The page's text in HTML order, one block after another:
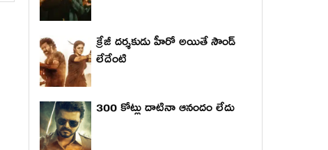
క్రేజీ దర్శకుడు హీరో అయితే సౌండ్
లేదేంటి
300 కోట్లు దాటినా ఆనందం లేదు